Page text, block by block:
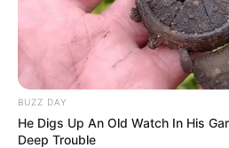
BUZZ DAY
He Digs Up An Old Watch In His
Deep Trouble